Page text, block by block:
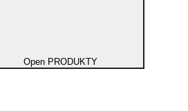
Open PRODUKTY